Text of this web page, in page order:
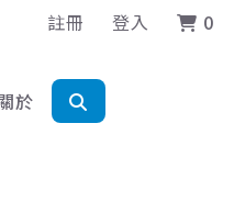
註冊 登入 0
於